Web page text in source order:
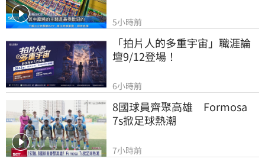
5小時前
「拍片人的多重宇宙」職涯論
壇9/12登場！
6小時前
8國球員齊聚高雄　Formosa
7s掀足球熱潮
7小時前